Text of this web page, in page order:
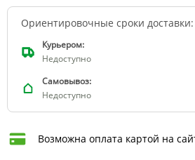
Ориентировочные сроки доставки:
Курьером:
Недоступно
Самовывоз:
Недоступно
Возможна оплата картой на